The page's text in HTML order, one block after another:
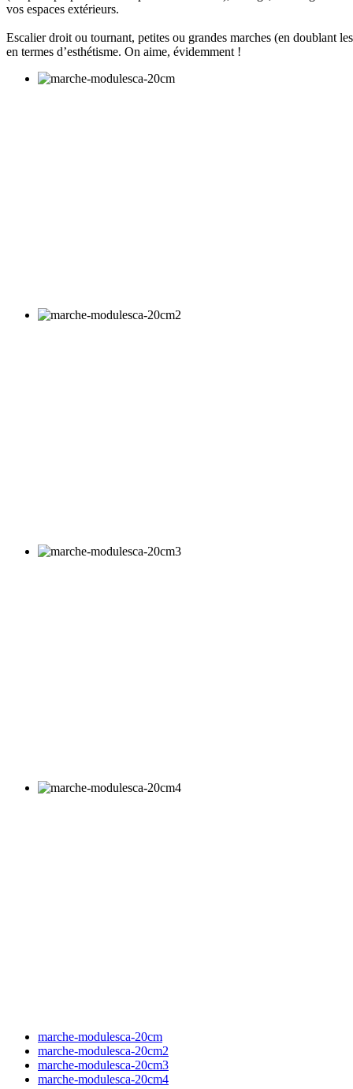
vos espaces extérieurs.
Escalier droit ou tournant, petites ou grandes marches (en doublant
en termes d’esthétisme. On aime, évidemment !
marche-modulesca-20cm
marche-modulesca-20cm2
marche-modulesca-20cm3
marche-modulesca-20cm4